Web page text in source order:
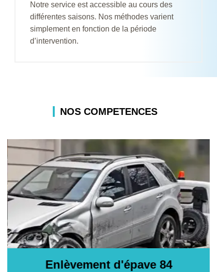
Notre service est accessible au cours des
différentes saisons. Nos méthodes varient
simplement en fonction de la période
d’intervention.
NOS COMPETENCES
Enlèvement d'épave 84